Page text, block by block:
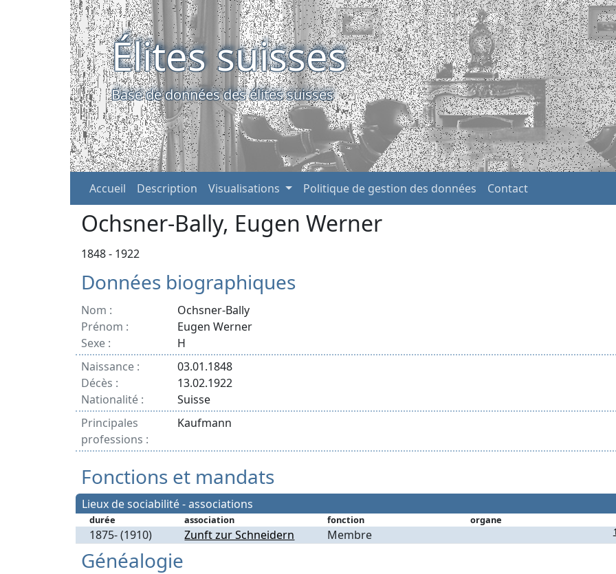
Élites suisses
Base de données des élites suisses
Accueil Description Visualisations Politique de gestion des données Contact
Ochsner-Bally, Eugen Werner
1848 - 1922
Données biographiques
Nom :
Ochsner-Bally
Prénom :
Eugen Werner
Sexe :
H
Naissance :
03.01.1848
Décès :
13.02.1922
Nationalité :
Suisse
Principales
professions :
Kaufmann
Fonctions et mandats
Lieux de sociabilité - associations
durée association fonction organe
1875- (1910) Zunft zur Schneidern Membre
Généalogie